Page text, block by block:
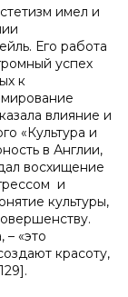
имел и
Его работа
успех
к
влияние и
«Культура и
в Англии,
восхищение
и
культуры,
«это
красоту,